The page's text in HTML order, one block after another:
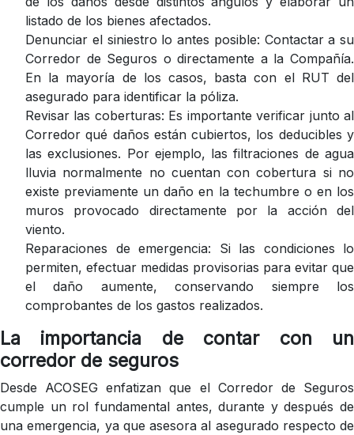
listado de los bienes afectados.
Denunciar el siniestro lo antes posible: Contactar a su
Corredor de Seguros o directamente a la Compañía.
En la mayoría de los casos, basta con el RUT del
asegurado para identificar la póliza.
Revisar las coberturas: Es importante verificar junto al
Corredor qué daños están cubiertos, los deducibles y
las exclusiones. Por ejemplo, las filtraciones de agua
lluvia normalmente no cuentan con cobertura si no
existe previamente un daño en la techumbre o en los
muros provocado directamente por la acción del
viento.
Reparaciones de emergencia: Si las condiciones lo
permiten, efectuar medidas provisorias para evitar que
el daño aumente, conservando siempre los
comprobantes de los gastos realizados.
La importancia de contar con un
corredor de seguros
Desde ACOSEG enfatizan que el Corredor de Seguros
cumple un rol fundamental antes, durante y después de
una emergencia, ya que asesora al asegurado respecto de